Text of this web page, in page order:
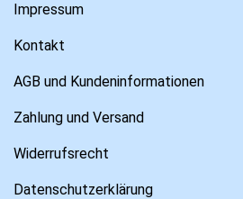
Impressum
Kontakt
AGB und Kundeninformationen
Zahlung und Versand
Widerrufsrecht
Datenschutzerklärung